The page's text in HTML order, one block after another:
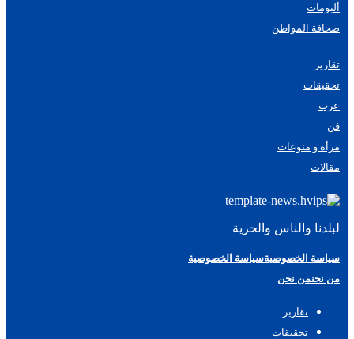
ألبومات
صحافة المواطن
تقارير
تحقيقات
عرب
فن
مرأة و منوعات
مقالات
لبلدنا والناس والحرية
سياسة الخصوصيةسياسة الخصوصية
من نحنمن نحن
تقارير
تحقيقات